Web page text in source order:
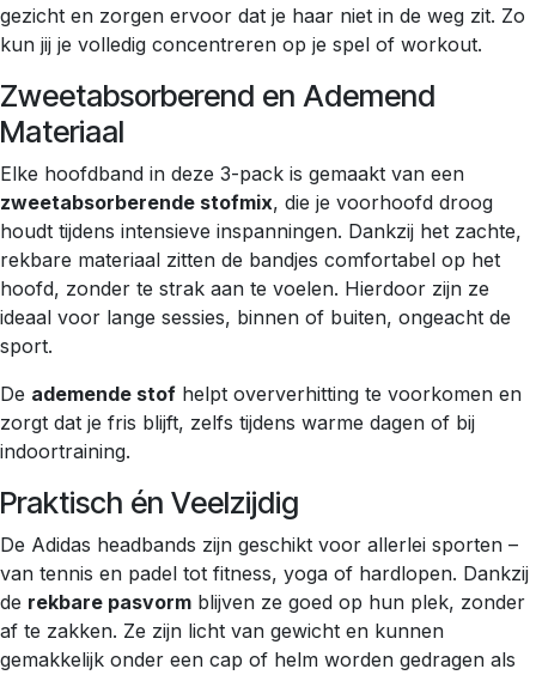
gezicht en zorgen ervoor dat je haar niet in de weg zit. Zo
kun jij je volledig concentreren op je spel of workout.
Zweetabsorberend en Ademend
Materiaal
Elke hoofdband in deze 3-pack is gemaakt van een
zweetabsorberende stofmix, die je voorhoofd droog
houdt tijdens intensieve inspanningen. Dankzij het zachte,
rekbare materiaal zitten de bandjes comfortabel op het
hoofd, zonder te strak aan te voelen. Hierdoor zijn ze
ideaal voor lange sessies, binnen of buiten, ongeacht de
sport.
De ademende stof helpt oververhitting te voorkomen en
zorgt dat je fris blijft, zelfs tijdens warme dagen of bij
indoortraining.
Praktisch én Veelzijdig
De Adidas headbands zijn geschikt voor allerlei sporten –
van tennis en padel tot fitness, yoga of hardlopen. Dankzij
de rekbare pasvorm blijven ze goed op hun plek, zonder
af te zakken. Ze zijn licht van gewicht en kunnen
gemakkelijk onder een cap of helm worden gedragen als